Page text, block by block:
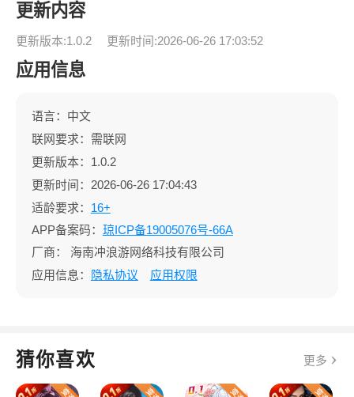
更新内容
更新版本:1.0.2 更新时间:2026-06-26 17:03:52
应用信息
语言：中文
联网要求：需联网
更新版本：1.0.2
更新时间：2026-06-26 17:04:43
适龄要求： 16+
APP备案码： 琼ICP备19005076号-66A
厂商：
海南冲浪游网络科技有限公司
应用信息：
隐私协议 应用权限
猜你喜欢 更多